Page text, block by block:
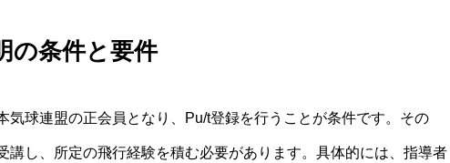
の条件と要件
気球連盟の正会員となり、Pu/t登録を行うことが条件です。その
講し、所定の飛行経験を積む必要があります。具体的には、指導者